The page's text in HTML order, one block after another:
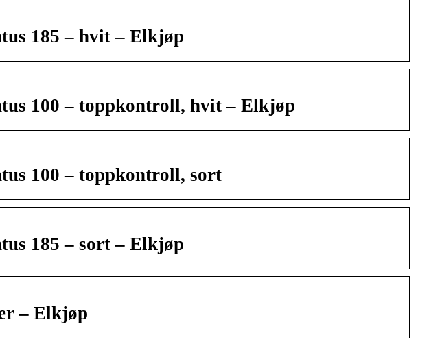
185 – hvit – Elkjøp
100 – toppkontroll, hvit – Elkjøp
100 – toppkontroll, sort
185 – sort – Elkjøp
– Elkjøp